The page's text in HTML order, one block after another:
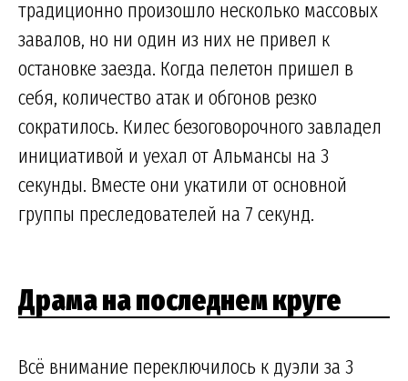
традиционно произошло несколько массовых
завалов, но ни один из них не привел к
остановке заезда. Когда пелетон пришел в
себя, количество атак и обгонов резко
сократилось. Килес безоговорочного завладел
инициативой и уехал от Альмансы на 3
секунды. Вместе они укатили от основной
группы преследователей на 7 секунд.
Драма на последнем круге
Всё внимание переключилось к дуэли за 3